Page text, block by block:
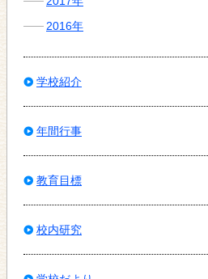
2016年
学校紹介
年間行事
教育目標
校内研究